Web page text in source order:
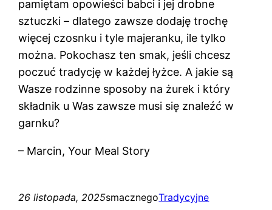
pamiętam opowieści babci i jej drobne
sztuczki – dlatego zawsze dodaję trochę
więcej czosnku i tyle majeranku, ile tylko
można. Pokochasz ten smak, jeśli chcesz
poczuć tradycję w każdej łyżce. A jakie są
Wasze rodzinne sposoby na żurek i który
składnik u Was zawsze musi się znaleźć w
garnku?
– Marcin, Your Meal Story
26 listopada, 2025smacznegoTradycyjne